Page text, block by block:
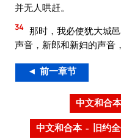
并无人哄赶。
34 那时，我必使犹大城
声音，新郎和新妇的声音
◄ 前一章节
中文和合
中文和合本 – 旧约